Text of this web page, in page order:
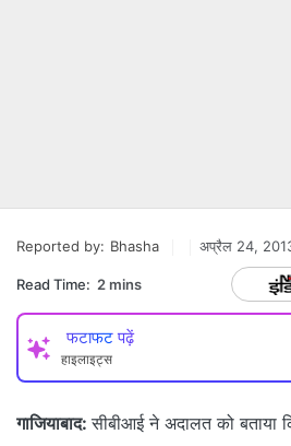
Reported by: Bhasha अप्रैल 24,
Read Time: 2 mins
फटाफट पढ़ें
हाइलाइट्स
गाजियाबाद: सीबीआई ने अदालत को बताया